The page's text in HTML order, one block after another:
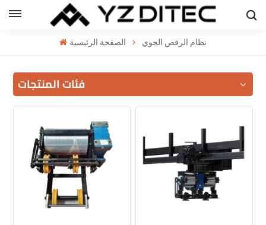
الصفحة الرئيسية نظام الرقص الجوي
فئات المنتجات